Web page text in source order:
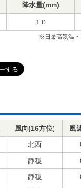
降水量(mm)
1.0
※日最高気温・
風向(16方位) 風
北西
静穏
静穏